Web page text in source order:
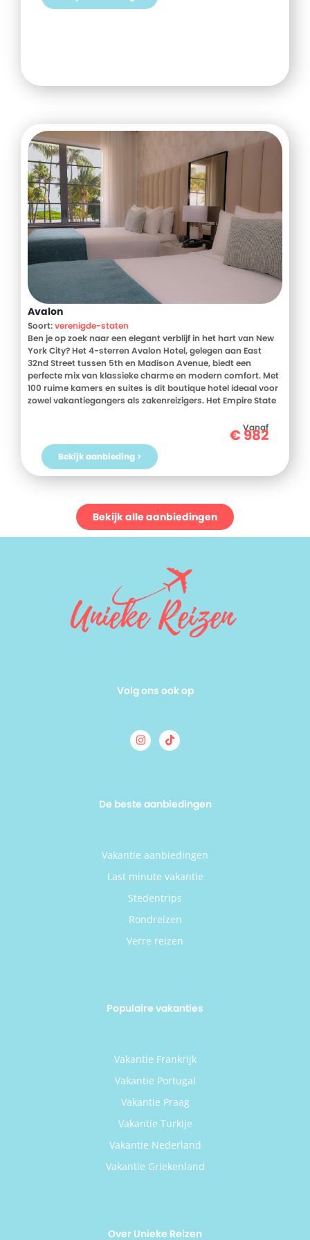
Avalon
Soort:verenigde-staten
Ben je op zoek naar een elegant verblijf in het hart van New
York City? Het 4-sterren Avalon Hotel, gelegen aan East
32nd Street tussen 5th en Madison Avenue, biedt een
perfecte mix van klassieke charme en modern comfort. Met
100 ruime kamers en suites is dit boutique hotel ideaal voor
zowel vakantiegangers als zakenreizigers. Het Empire State
korte loopafstand, waardoor je midden in de actie van
Midtown Manhattan verblijft. De kamers zijn voorzien van
luxe voorzieningen zoals flatscreen-tv's, iPod-
dockingstations en gratis WiFi. Begin je dag met een deluxe
continentaal ontbijt en maak gebruik van de 24-uurs
conciërgediensten en tips over de stad. Boek snel bij D-
reizen en ervaar het zelf!
Vanaf
€982
Bekijk aanbieding >
Bekijk alle aanbiedingen
Volg ons ook op
De beste aanbiedingen
Vakantie aanbiedingen
Last minute vakantie
Stedentrips
Rondreizen
Verre reizen
Populaire vakanties
Vakantie Frankrijk
Vakantie Portugal
Vakantie Praag
Vakantie Turkije
Vakantie Nederland
Vakantie Griekenland
Over Unieke Reizen